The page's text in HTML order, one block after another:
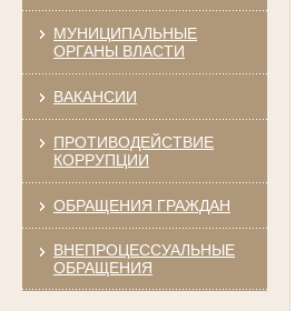
МУНИЦИПАЛЬНЫЕ
ОРГАНЫ ВЛАСТИ
ВАКАНСИИ
ПРОТИВОДЕЙСТВИЕ
КОРРУПЦИИ
ОБРАЩЕНИЯ ГРАЖДАН
ВНЕПРОЦЕССУАЛЬНЫЕ
ОБРАЩЕНИЯ